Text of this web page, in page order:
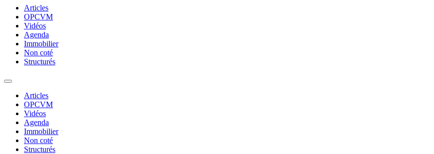
Articles
OPCVM
Vidéos
Agenda
Immobilier
Non coté
Structurés
Articles
OPCVM
Vidéos
Agenda
Immobilier
Non coté
Structurés